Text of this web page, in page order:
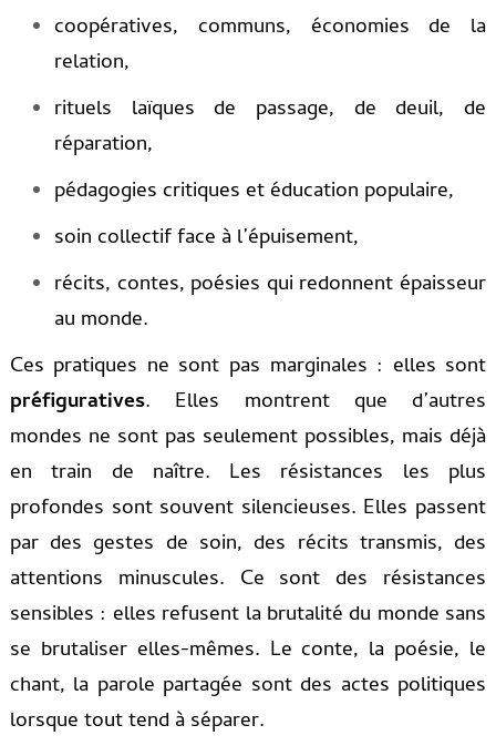
coopératives, communs, économies de la
relation,
rituels laïques de passage, de deuil, de
réparation,
pédagogies critiques et éducation populaire,
soin collectif face à l’épuisement,
récits, contes, poésies qui redonnent épaisseur
au monde.
Ces pratiques ne sont pas marginales : elles sont
préfiguratives. Elles montrent que d’autres
mondes ne sont pas seulement possibles, mais déjà
en train de naître. Les résistances les plus
profondes sont souvent silencieuses. Elles passent
par des gestes de soin, des récits transmis, des
attentions minuscules. Ce sont des résistances
sensibles : elles refusent la brutalité du monde sans
se brutaliser elles-mêmes. Le conte, la poésie, le
chant, la parole partagée sont des actes politiques
lorsque tout tend à séparer.